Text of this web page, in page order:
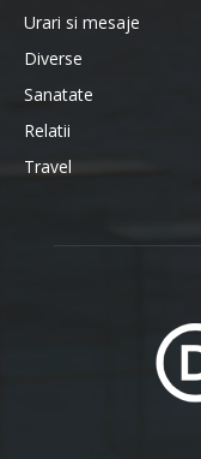
Urari si mesaje
Diverse
Sanatate
Relatii
Travel